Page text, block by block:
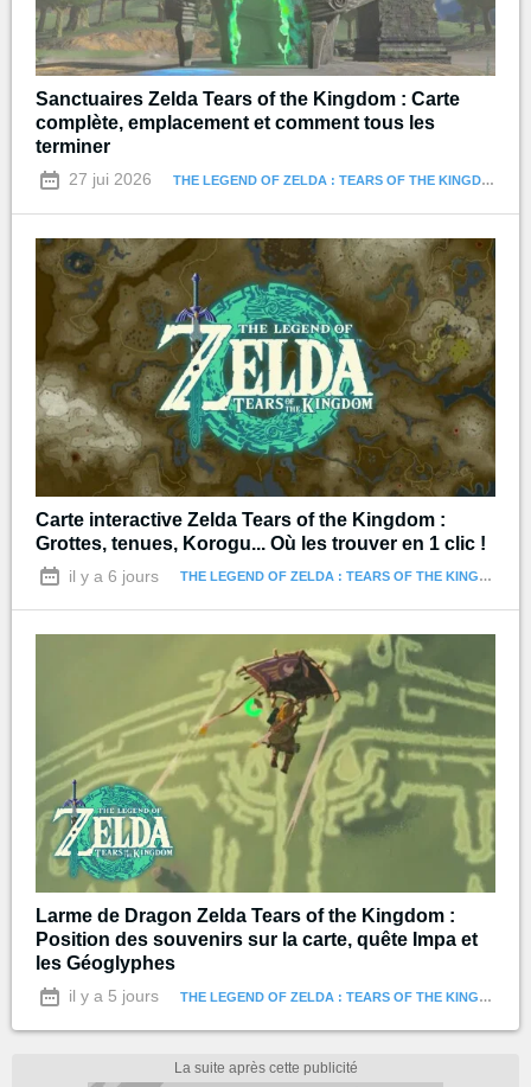
Sanctuaires Zelda Tears of the Kingdom : Carte
complète, emplacement et comment tous les
terminer
27 jui 2026 THE LEGEND OF ZELDA : TEARS OF THE KINGDOM
Carte interactive Zelda Tears of the Kingdom :
Grottes, tenues, Korogu... Où les trouver en 1 clic !
il y a 6 jours THE LEGEND OF ZELDA : TEARS OF THE KINGDOM
Larme de Dragon Zelda Tears of the Kingdom :
Position des souvenirs sur la carte, quête Impa et
les Géoglyphes
il y a 5 jours THE LEGEND OF ZELDA : TEARS OF THE KINGDOM